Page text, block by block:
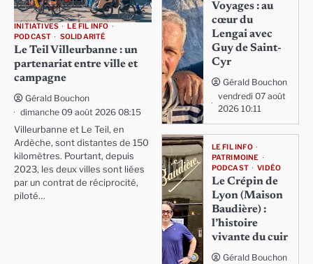
INITIATIVES
LE FIL INFO
PODCAST
SOLIDARITÉ
Le Teil Villeurbanne : un
partenariat entre ville et
campagne
Gérald Bouchon
dimanche 09 août 2026 08:15
Villeurbanne et Le Teil, en
Ardèche, sont distantes de 150
kilomètres. Pourtant, depuis
2023, les deux villes sont liées
par un contrat de réciprocité,
piloté…
Voyages : au
cœur du
Lengai avec
Guy de Saint-
Cyr
Gérald Bouchon
vendredi 07 août
2026 10:11
LE FIL INFO
PATRIMOINE
PODCAST
VIDÉO
Le Crépin de
Lyon (Maison
Baudière) :
l’histoire
vivante du cuir
Gérald Bouchon